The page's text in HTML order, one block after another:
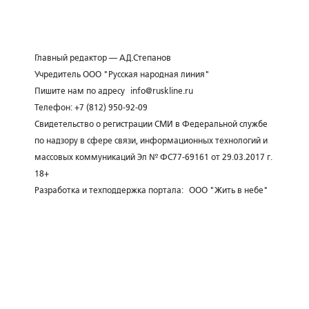
Главный редактор — А.Д.Степанов
Учредитель ООО "Русская народная линия"
Пишите нам по адресу
info@ruskline.ru
Телефон: +7 (812) 950-92-09
Свидетельство о регистрации СМИ в Федеральной службе
по надзору в сфере связи, информационных технологий и
массовых коммуникаций Эл № ФС77-69161 от 29.03.2017 г.
18+
Разработка и техподдержка портала: ООО "Жить в небе"